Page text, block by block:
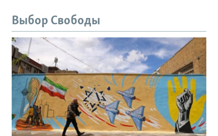
Выбор Свободы